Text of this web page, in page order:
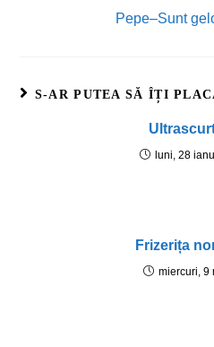
Pepe–Sunt
S-AR PUTEA SĂ ÎȚI
luni, 28
Frizerița
miercuri, 9